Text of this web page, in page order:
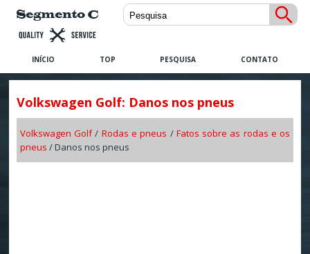
INÍCIO TOP PESQUISA CONTATO
Volkswagen Golf: Danos nos pneus
Volkswagen Golf/ Rodas e pneus / Fatos sobre as rodas e os
pneus / Danos nos pneus